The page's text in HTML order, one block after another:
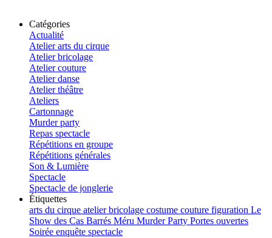
Catégories
Actualité
Atelier arts du cirque
Atelier bricolage
Atelier couture
Atelier danse
Atelier théâtre
Ateliers
Cartonnage
Murder party
Repas spectacle
Répétitions en groupe
Répétitions générales
Son & Lumière
Spectacle
Spectacle de jonglerie
Étiquettes
arts du cirque atelierbricolage costume couture figuration Le
Show des Cas Barrés Méru Murder Party Portes ouvertes
Soirée enquête spectacle